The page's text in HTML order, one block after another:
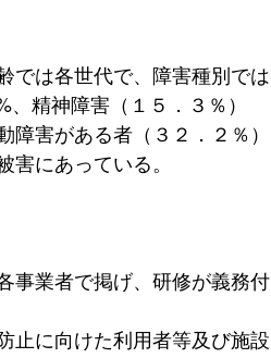
では各世代で、障害種別では
精神障害（１５．３％）
障害がある者（３２．２％）
にあっている。
事業者で掲げ、研修が義務付
止に向けた利用者等及び施設